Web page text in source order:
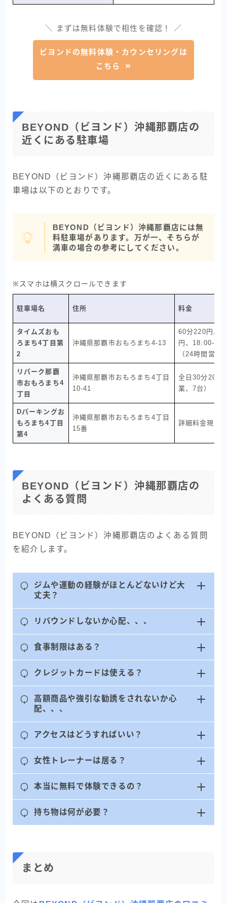
＼ まずは無料体験で相性を確認！ ／
ビヨンドの無料体験・カウンセリングは
こちら
BEYOND（ビヨンド）沖縄那覇店の
近くにある駐車場
BEYOND（ビヨンド）沖縄那覇店の近くにある駐
車場は以下のとおりです。
BEYOND（ビヨンド）沖縄那覇店には無
料駐車場があります。万が一、そちらが
満車の場合の参考にしてください。
※スマホは横スクロールできます
駐車場名 住所 料金
タイムズおも
ろまち4丁目第
2
沖縄県那覇市おもろまち4-13
60分220円、
円、18:00-
（24時間営業
リパーク那覇
市おもろまち4
丁目
沖縄県那覇市おもろまち4丁目
10-41
全日30分200
業、7台）
Dパーキングお
もろまち4丁目
第4
沖縄県那覇市おもろまち4丁目
15番
詳細料金現地
BEYOND（ビヨンド）沖縄那覇店の
よくある質問
BEYOND（ビヨンド）沖縄那覇店のよくある質問
を紹介します。
Q
ジムや運動の経験がほとんどないけど大
丈夫？
Q リバウンドしないか心配、、、
Q 食事制限はある？
Q クレジットカードは使える？
Q
高額商品や強引な勧誘をされないか心
配、、、
Q アクセスはどうすればいい？
Q 女性トレーナーは居る？
Q 本当に無料で体験できるの？
Q 持ち物は何が必要？
まとめ